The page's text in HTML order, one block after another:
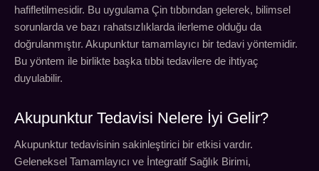
hafifletilmesidir. Bu uygulama Çin tıbbından gelerek, bilimsel
sorunlarda ve bazı rahatsızlıklarda ilerleme olduğu da
doğrulanmıştır. Akupunktur tamamlayıcı bir tedavi yöntemidir.
Bu yöntem ile birlikte başka tıbbi tedavilere de ihtiyaç
duyulabilir.
Akupunktur Tedavisi Nelere İyi Gelir?
Akupunktur tedavisinin sakinleştirici bir etkisi vardır.
Geleneksel Tamamlayıcı ve İntegratif Sağlık Birimi,